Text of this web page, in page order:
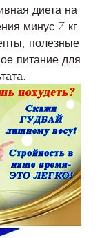
диета на
минус 7 кг.
полезные
питание для